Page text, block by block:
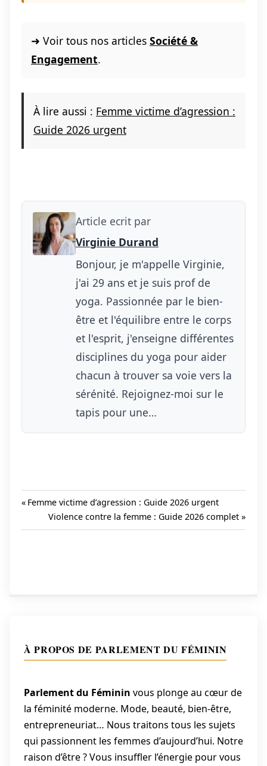
➜ Voir tous nos articles Société &
Engagement.
À lire aussi : Femme victime d’agression :
Guide 2026 urgent
Article ecrit par
Virginie Durand
Bonjour, je m'appelle Virginie,
j'ai 29 ans et je suis prof de
yoga. Passionnée par le bien-
être et l'équilibre entre le corps
et l'esprit, j'enseigne différentes
disciplines du yoga pour aider
chacun à trouver sa voie vers la
sérénité. Rejoignez-moi sur le
tapis pour une…
Navigation
Previous
Femme victime d’agression : Guide 2026 urgent
Next
Post:
Violence contre la femme : Guide 2026 complet
À PROPOS DE PARLEMENT DU FÉMININ
Parlement du Féminin vous plonge au cœur de
la féminité moderne. Mode, beauté, bien-être,
entrepreneuriat… Nous traitons tous les sujets
qui passionnent les femmes d’aujourd’hui. Notre
raison d’être ? Vous insuffler l’énergie pour vous